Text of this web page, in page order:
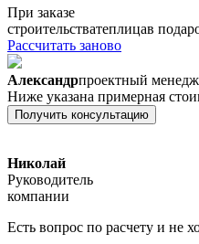
При заказе
строительстватеплицав
Рассчитать заново
Александрпроектный
Ниже указана примерная
Получить консультацию
Николай
Руководитель
компании
Есть вопрос по расчету и не